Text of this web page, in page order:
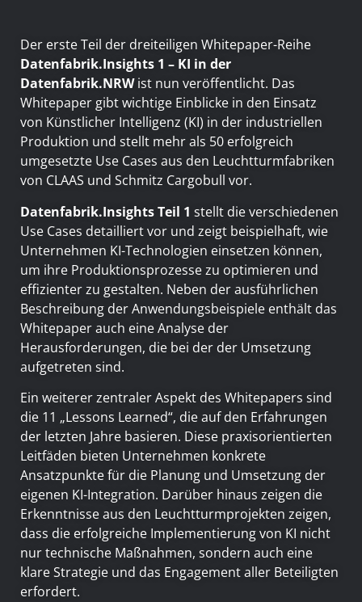
Der erste Teil der dreiteiligen Whitepaper-Reihe
Datenfabrik.Insights 1 – KI in der
Datenfabrik.NRWist nun veröffentlicht. Das
Whitepaper gibt wichtige Einblicke in den Einsatz
von Künstlicher Intelligenz (KI) in der industriellen
Produktion und stellt mehr als 50 erfolgreich
umgesetzte Use Cases aus den Leuchtturmfabriken
von CLAAS und Schmitz Cargobull vor.
Datenfabrik.Insights Teil 1 stellt die verschiedenen
Use Cases detailliert vor und zeigt beispielhaft, wie
Unternehmen KI-Technologien einsetzen können,
um ihre Produktionsprozesse zu optimieren und
effizienter zu gestalten. Neben der ausführlichen
Beschreibung der Anwendungsbeispiele enthält das
Whitepaper auch eine Analyse der
Herausforderungen, die bei der der Umsetzung
aufgetreten sind.
Ein weiterer zentraler Aspekt des Whitepapers sind
die 11 „Lessons Learned“, die auf den Erfahrungen
der letzten Jahre basieren. Diese praxisorientierten
Leitfäden bieten Unternehmen konkrete
Ansatzpunkte für die Planung und Umsetzung der
eigenen KI-Integration. Darüber hinaus zeigen die
Erkenntnisse aus den Leuchtturmprojekten zeigen,
dass die erfolgreiche Implementierung von KI nicht
nur technische Maßnahmen, sondern auch eine
klare Strategie und das Engagement aller Beteiligten
erfordert.